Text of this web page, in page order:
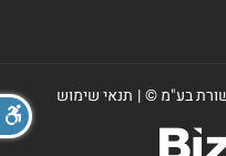
בע"מ ©| תנאי שימוש